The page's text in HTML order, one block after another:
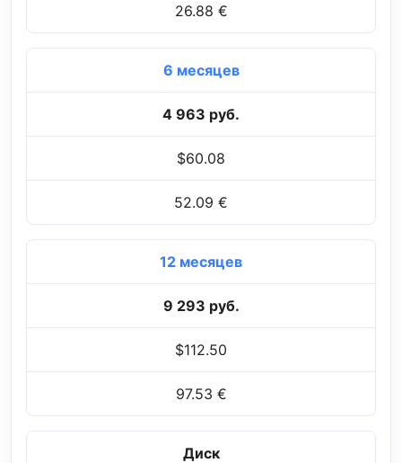
26.88 €
6 месяцев
4 963 руб.
$60.08
52.09 €
12 месяцев
9 293 руб.
$112.50
97.53 €
Диск